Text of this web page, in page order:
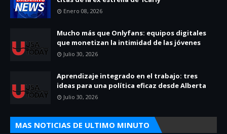
Enero 08, 2026
Mucho más que Onlyfans: equipos digitales
que monetizan la intimidad de las jóvenes
Julio 30, 2026
Aprendizaje integrado en el trabajo: tres
ideas para una política eficaz desde Alberta
Julio 30, 2026
MAS NOTICIAS DE ULTIMO MINUTO